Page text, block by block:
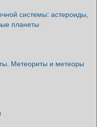
системы: астероиды,
планеты
Метеориты и метеоры